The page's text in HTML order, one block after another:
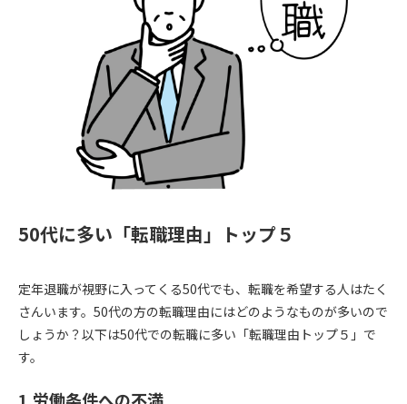
50代に多い「転職理由」トップ５
定年退職が視野に入ってくる50代でも、転職を希望する人はたく
さんいます。50代の方の転職理由にはどのようなものが多いので
しょうか？以下は50代での転職に多い「転職理由トップ５」で
す。
1.労働条件への不満